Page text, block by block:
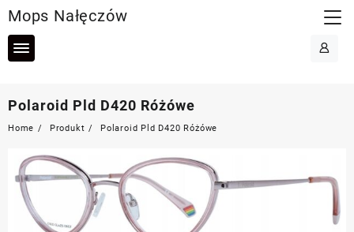
to
content
Mops Nałęczów
Polaroid Pld D420 Różówe
Home Produkt Polaroid Pld D420 Różówe